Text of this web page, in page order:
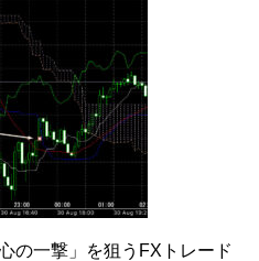
の一撃」を狙うFXトレード